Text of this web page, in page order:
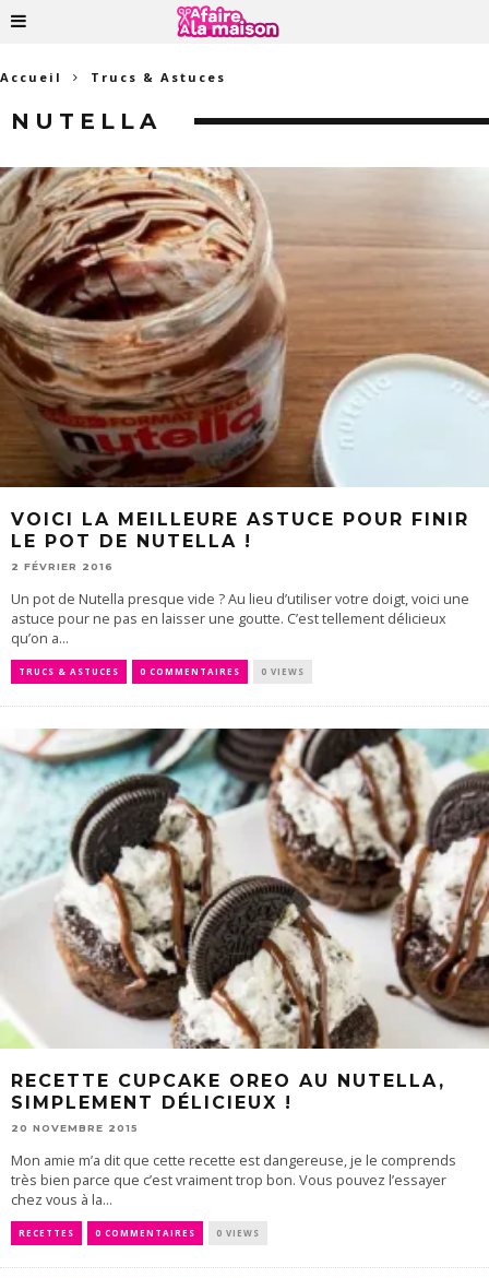
Accueil Trucs & Astuces
NUTELLA
VOICI LA MEILLEURE ASTUCE POUR FINIR
LE POT DE NUTELLA !
2 FÉVRIER 2016
Un pot de Nutella presque vide ? Au lieu d’utiliser votre doigt, voici une
astuce pour ne pas en laisser une goutte. C’est tellement délicieux
qu’on a...
TRUCS & ASTUCES 0 COMMENTAIRES 0 VIEWS
RECETTE CUPCAKE OREO AU NUTELLA,
SIMPLEMENT DÉLICIEUX !
20 NOVEMBRE 2015
Mon amie m’a dit que cette recette est dangereuse, je le comprends
très bien parce que c’est vraiment trop bon. Vous pouvez l’essayer
chez vous à la...
RECETTES 0 COMMENTAIRES 0 VIEWS